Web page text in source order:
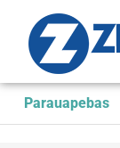
Parauapebas